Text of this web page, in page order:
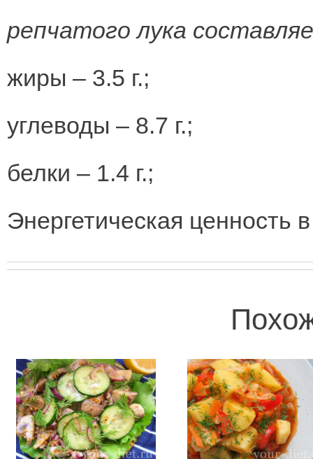
репчатого лука
жиры – 3.5 г.;
углеводы – 8.7 г.;
белки – 1.4 г.;
Энергетическая ценность